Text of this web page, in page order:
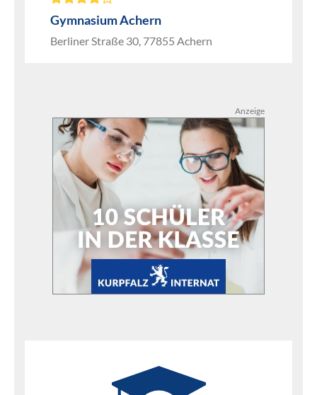
Gymnasium Achern
Berliner Straße 30, 77855 Achern
Anzeige